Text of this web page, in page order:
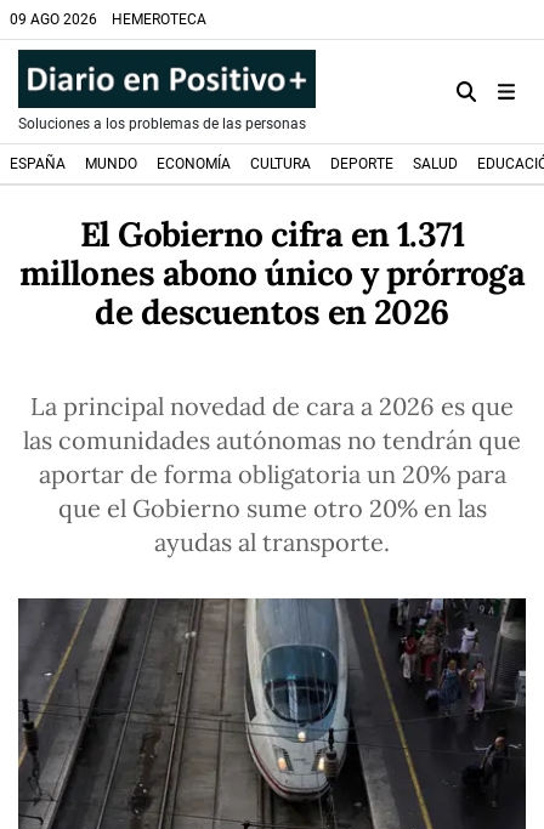
09 AGO 2026 HEMEROTECA
Soluciones a los problemas de las personas
ESPAÑA MUNDO ECONOMÍA CULTURA DEPORTE SALUD
El Gobierno cifra en 1.371
millones abono único y prórroga
de descuentos en 2026
La principal novedad de cara a 2026 es que
las comunidades autónomas no tendrán que
aportar de forma obligatoria un 20% para
que el Gobierno sume otro 20% en las
ayudas al transporte.